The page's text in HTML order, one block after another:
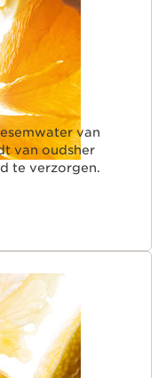
van
van oudsher
te verzorgen.